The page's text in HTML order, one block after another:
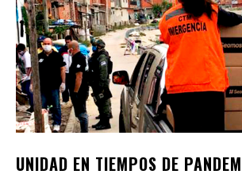
UNIDAD EN TIEMPOS DE